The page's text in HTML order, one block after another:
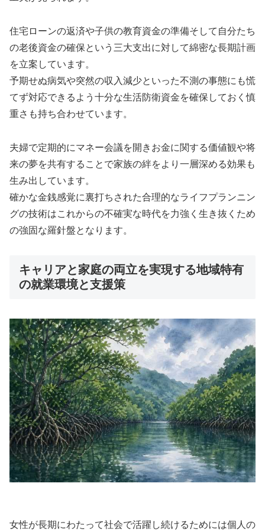
住宅ローンの返済や子供の教育資金の準備そして自分たち
の老後資金の確保という三大支出に対して綿密な長期計画
を立案しています。
予期せぬ病気や突然の収入減少といった不測の事態にも慌
てず対応できるよう十分な生活防衛資金を確保しておく慎
重さも持ち合わせています。
夫婦で定期的にマネー会議を開きお金に関する価値観や将
来の夢を共有することで家族の絆をより一層深める効果も
生み出しています。
確かな金銭感覚に裏打ちされた合理的なライフプランニン
グの技術はこれからの不確実な時代を力強く生き抜くため
の強固な羅針盤となります。
キャリアと家庭の両立を実現する地域特有
の就業環境と支援策
女性が長期にわたって社会で活躍し続けるためには個人の